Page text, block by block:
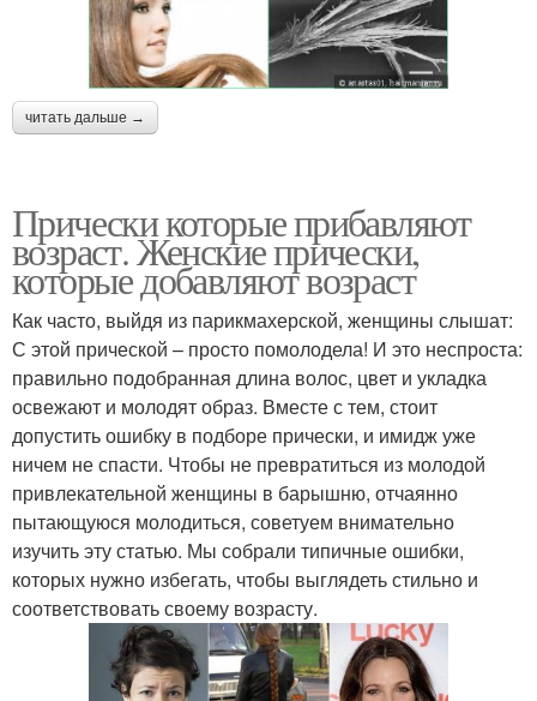
читать дальше →
Прически которые прибавляют
возраст. Женские прически,
которые добавляют возраст
Как часто, выйдя из парикмахерской, женщины слышат:
С этой прической – просто помолодела! И это неспроста:
правильно подобранная длина волос, цвет и укладка
освежают и молодят образ. Вместе с тем, стоит
допустить ошибку в подборе прически, и имидж уже
ничем не спасти. Чтобы не превратиться из молодой
привлекательной женщины в барышню, отчаянно
пытающуюся молодиться, советуем внимательно
изучить эту статью. Мы собрали типичные ошибки,
которых нужно избегать, чтобы выглядеть стильно и
соответствовать своему возрасту.